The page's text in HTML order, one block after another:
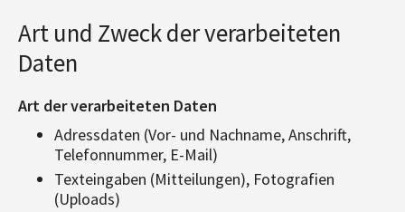
Art und Zweck der verarbeiteten
Daten
Art der verarbeiteten Daten
Adressdaten (Vor- und Nachname, Anschrift,
Telefonnummer, E-Mail)
Texteingaben (Mitteilungen), Fotografien
(Uploads)